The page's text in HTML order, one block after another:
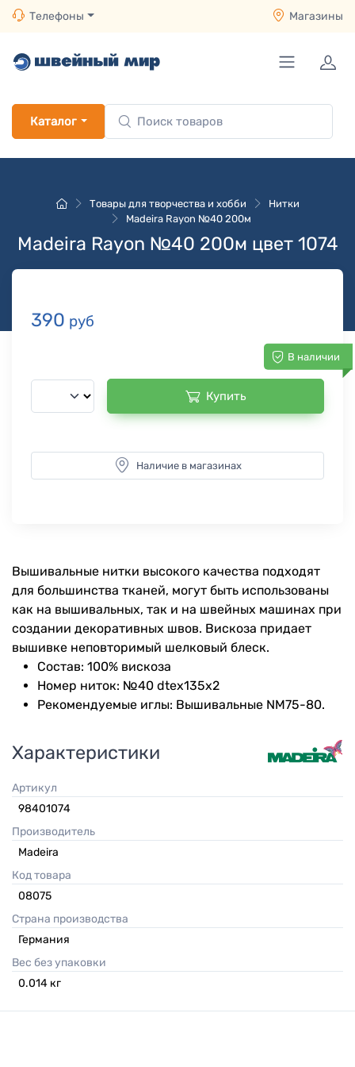
Телефоны Магазины
Каталог
Товары для творчества и хобби
Нитки
Madeira Rayon №40 200м
Madeira Rayon №40 200м цвет 1074
390 руб
В наличии
Купить
Наличие в магазинах
Вышивальные нитки высокого качества подходят
для большинства тканей, могут быть использованы
как на вышивальных, так и на швейных машинах при
создании декоративных швов. Вискоза придает
вышивке неповторимый шелковый блеск.
Состав: 100% вискоза
Номер ниток: №40 dtex135x2
Рекомендуемые иглы: Вышивальные NM75-80.
Характеристики
Артикул
98401074
Производитель
Madeira
Код товара
08075
Страна производства
Германия
Вес без упаковки
0.014 кг